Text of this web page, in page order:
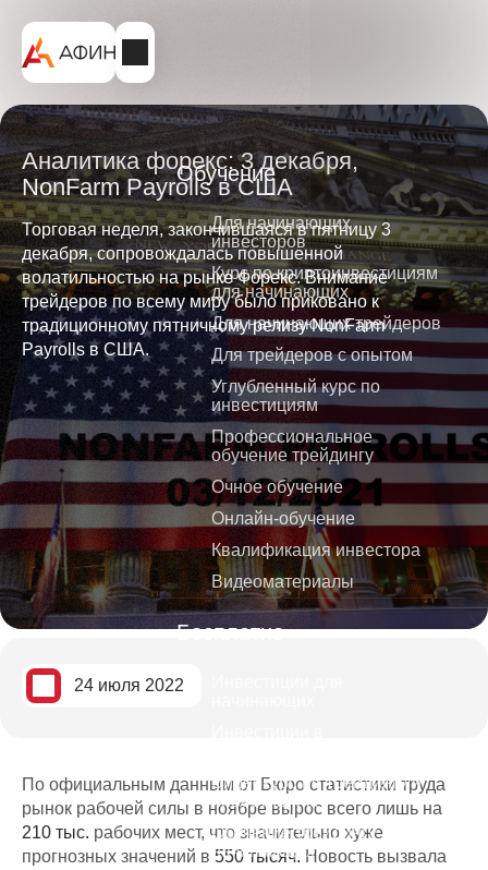
Обучение
Для начинающих
инвесторов
Курс по криптоинвестициям
для начинающих
Для начинающих трейдеров
Для трейдеров с опытом
Углубленный курс по
инвестициям
Профессиональное
обучение трейдингу
Очное обучение
Онлайн-обучение
Квалификация инвестора
Видеоматериалы
Бесплатно
Видеокурс по трейдингу и
инвестициям
Обучение трейдингу для
начинающих
Аналитика форекс: 3 декабря,
NonFarm Payrolls в США
Торговая неделя, закончившаяся в пятницу 3
декабря, сопровождалась повышенной
волатильностью на рынке Форекс. Внимание
трейдеров по всему миру было приковано к
традиционному пятничному релизу NonFarm
Payrolls в США.
24 июля 2022
По официальным данным от Бюро статистики труда
рынок рабочей силы в ноябре вырос всего лишь на
210 тыс. рабочих мест, что значительно хуже
прогнозных значений в 550 тысяч. Новость вызвала